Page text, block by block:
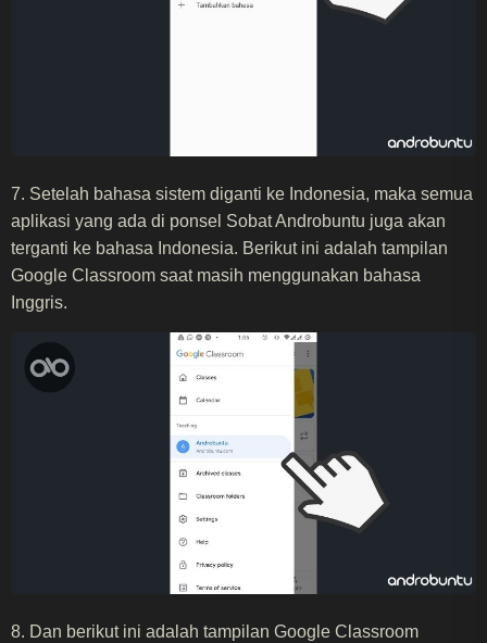
7. Setelah bahasa sistem diganti ke Indonesia, maka semua
aplikasi yang ada di ponsel Sobat Androbuntu juga akan
terganti ke bahasa Indonesia. Berikut ini adalah tampilan
Google Classroom saat masih menggunakan bahasa
Inggris.
8. Dan berikut ini adalah tampilan Google Classroom